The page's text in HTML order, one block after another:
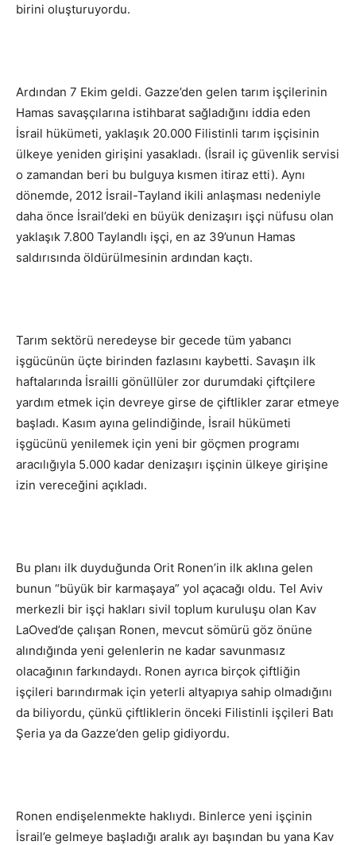
birini oluşturuyordu.
Ardından 7 Ekim geldi. Gazze’den gelen tarım işçilerinin
Hamas savaşçılarına istihbarat sağladığını iddia eden
İsrail hükümeti, yaklaşık 20.000 Filistinli tarım işçisinin
ülkeye yeniden girişini yasakladı. (İsrail iç güvenlik servisi
o zamandan beri bu bulguya kısmen itiraz etti). Aynı
dönemde, 2012 İsrail-Tayland ikili anlaşması nedeniyle
daha önce İsrail’deki en büyük denizaşırı işçi nüfusu olan
yaklaşık 7.800 Taylandlı işçi, en az 39’unun Hamas
saldırısında öldürülmesinin ardından kaçtı.
Tarım sektörü neredeyse bir gecede tüm yabancı
işgücünün üçte birinden fazlasını kaybetti. Savaşın ilk
haftalarında İsrailli gönüllüler zor durumdaki çiftçilere
yardım etmek için devreye girse de çiftlikler zarar etmeye
başladı. Kasım ayına gelindiğinde, İsrail hükümeti
işgücünü yenilemek için yeni bir göçmen programı
aracılığıyla 5.000 kadar denizaşırı işçinin ülkeye girişine
izin vereceğini açıkladı.
Bu planı ilk duyduğunda Orit Ronen’in ilk aklına gelen
bunun “büyük bir karmaşaya” yol açacağı oldu. Tel Aviv
merkezli bir işçi hakları sivil toplum kuruluşu olan Kav
LaOved’de çalışan Ronen, mevcut sömürü göz önüne
alındığında yeni gelenlerin ne kadar savunmasız
olacağının farkındaydı. Ronen ayrıca birçok çiftliğin
işçileri barındırmak için yeterli altyapıya sahip olmadığını
da biliyordu, çünkü çiftliklerin önceki Filistinli işçileri Batı
Şeria ya da Gazze’den gelip gidiyordu.
Ronen endişelenmekte haklıydı. Binlerce yeni işçinin
İsrail’e gelmeye başladığı aralık ayı başından bu yana Kav